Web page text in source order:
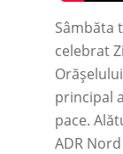
Sâmbăta
celebrat
principal
pace.
ADR